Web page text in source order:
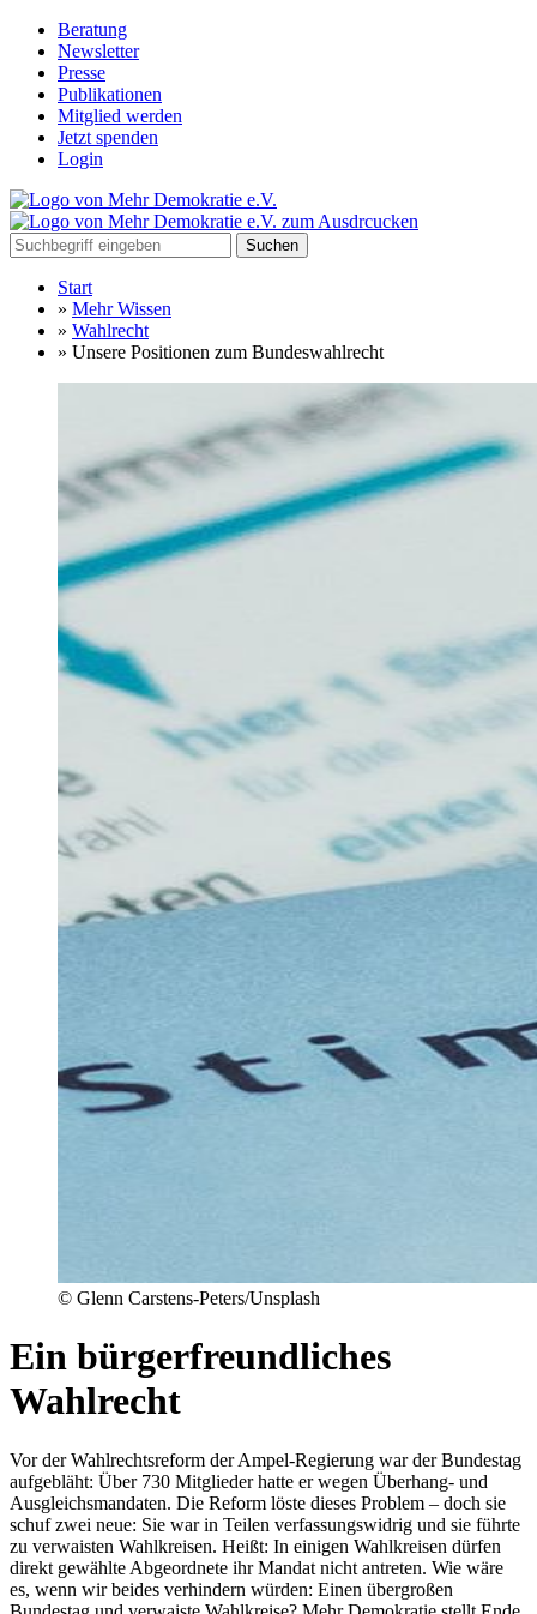
Beratung
Newsletter
Presse
Publikationen
Mitglied werden
Jetzt spenden
Login
Suchen
Start
» Mehr Wissen
» Wahlrecht
» Unsere Positionen zum Bundeswahlrecht
© Glenn Carstens-Peters/Unsplash
Ein bürgerfreundliches
Wahlrecht
Vor der Wahlrechtsreform der Ampel-Regierung war der Bundestag
aufgebläht: Über 730 Mitglieder hatte er wegen Überhang- und
Ausgleichsmandaten. Die Reform löste dieses Problem – doch sie
schuf zwei neue: Sie war in Teilen verfassungswidrig und sie führte
zu verwaisten Wahlkreisen. Heißt: In einigen Wahlkreisen dürfen
direkt gewählte Abgeordnete ihr Mandat nicht antreten. Wie wäre
es, wenn wir beides verhindern würden: Einen übergroßen